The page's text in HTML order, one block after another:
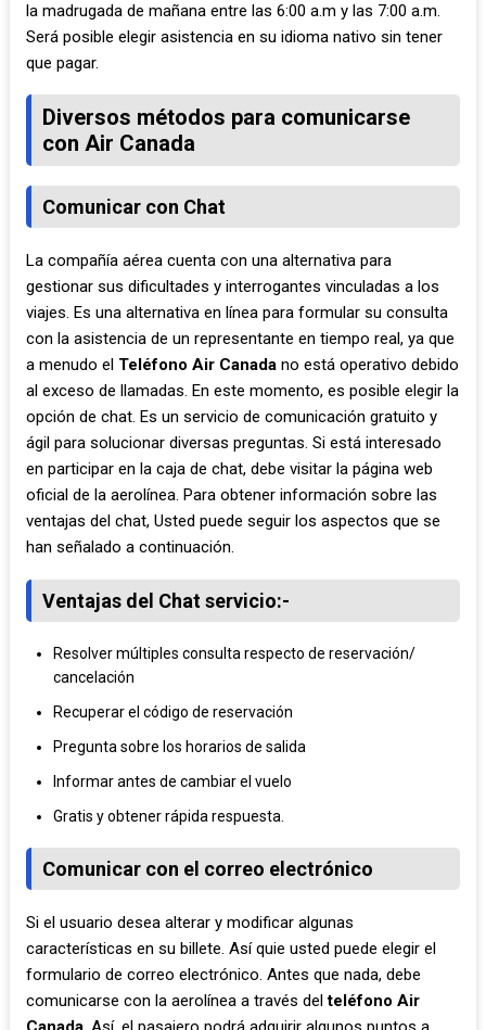
la madrugada de mañana entre las 6:00 a.m y las 7:00 a.m.
Será posible elegir asistencia en su idioma nativo sin tener
que pagar.
Diversos métodos para comunicarse
con Air Canada
Comunicar con Chat
La compañía aérea cuenta con una alternativa para
gestionar sus dificultades y interrogantes vinculadas a los
viajes. Es una alternativa en línea para formular su consulta
con la asistencia de un representante en tiempo real, ya que
a menudo el Teléfono Air Canadano está operativo debido
al exceso de llamadas. En este momento, es posible elegir la
opción de chat. Es un servicio de comunicación gratuito y
ágil para solucionar diversas preguntas. Si está interesado
en participar en la caja de chat, debe visitar la página web
oficial de la aerolínea. Para obtener información sobre las
ventajas del chat, Usted puede seguir los aspectos que se
han señalado a continuación.
Ventajas del Chat servicio:-
Resolver múltiples consulta respecto de reservación/
cancelación
Recuperar el código de reservación
Pregunta sobre los horarios de salida
Informar antes de cambiar el vuelo
Gratis y obtener rápida respuesta.
Comunicar con el correo electrónico
Si el usuario desea alterar y modificar algunas
características en su billete. Así quie usted puede elegir el
formulario de correo electrónico. Antes que nada, debe
comunicarse con la aerolínea a través delteléfono Air